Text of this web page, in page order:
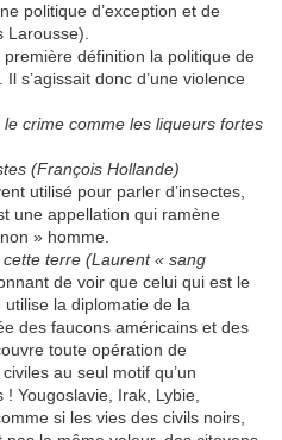
politique d’exception et de
définition la politique de
s’agissait donc d’une violence
crime comme les liqueurs fortes
(François Hollande)
utilisé pour parler d’insectes,
une appellation qui ramène
» homme.
terre (Laurent « sang
de voir que celui qui est le
la diplomatie de la
des faucons américains et des
toute opération de
au seul motif qu’un
Yougoslavie, Irak, Lybie,
si les vies des civils noirs,